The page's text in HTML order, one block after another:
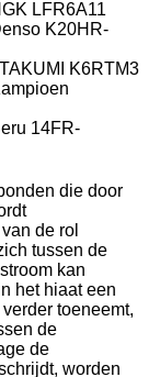
LFR6A11
K20HR-
TAKUMI
K6RTM3
14FR-
die door
de rol
tussen de
kan
het hiaat een
toeneemt,
de
de
worden